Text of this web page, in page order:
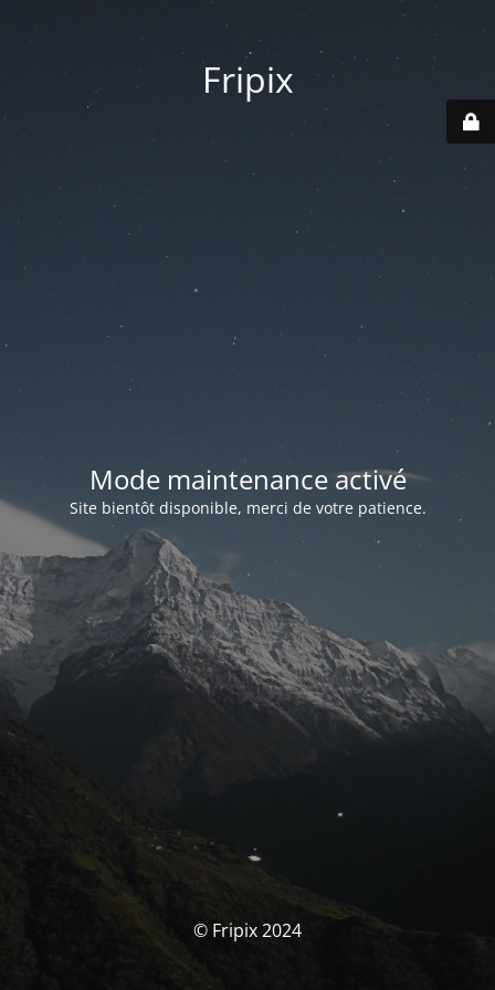
Fripix
Mode maintenance activé
Site bientôt disponible, merci de votre patience.
© Fripix 2024